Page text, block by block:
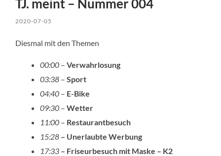
TJ. meint – Nummer 004
2020-07-05
Diesmal mit den Themen
00:00 –Verwahrlosung
03:38 –Sport
04:40 – E-Bike
09:30 – Wetter
11:00 – Restaurantbesuch
15:28 – Unerlaubte Werbung
17:33 – Friseurbesuch mit Maske – K2